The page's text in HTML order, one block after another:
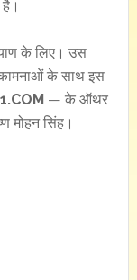
के लिए। उस
के साथ इस
— के ऑथर
मोहन सिंह।